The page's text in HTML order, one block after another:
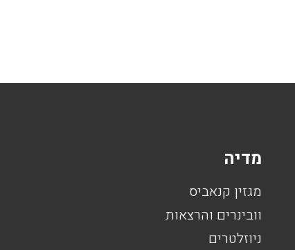
מדיה
מגזין קנאביס
וובינרים והרצאות
ניוזלטרים